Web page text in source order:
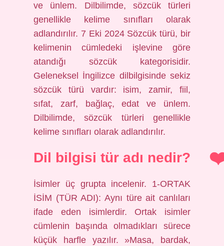
ve ünlem. Dilbilimde, sözcük türleri
genellikle kelime sınıfları olarak
adlandırılır. 7 Eki 2024 Sözcük türü, bir
kelimenin cümledeki işlevine göre
atandığı sözcük kategorisidir.
Geleneksel İngilizce dilbilgisinde sekiz
sözcük türü vardır: isim, zamir, fiil,
sıfat, zarf, bağlaç, edat ve ünlem.
Dilbilimde, sözcük türleri genellikle
kelime sınıfları olarak adlandırılır.
Dil bilgisi tür adı nedir?
İsimler üç grupta incelenir. 1-ORTAK
İSİM (TÜR ADI): Aynı türe ait canlıları
ifade eden isimlerdir. Ortak isimler
cümlenin başında olmadıkları sürece
küçük harfle yazılır. »Masa, bardak,